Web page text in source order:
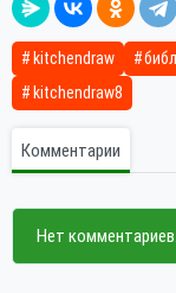
kitchendraw
kitchendraw8
Комментарии
Нет